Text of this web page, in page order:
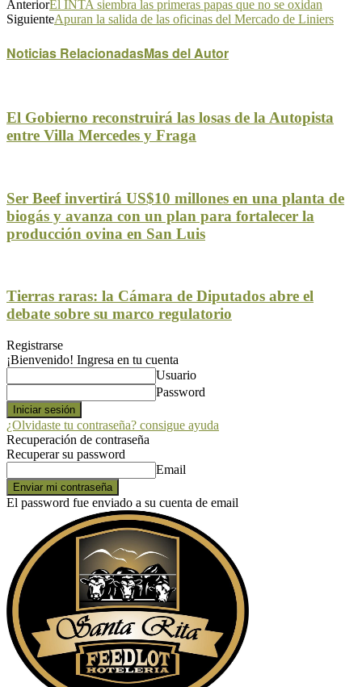
AnteriorEl INTA siembra las primeras papas que no se oxidan
SiguienteApuran la salida de las oficinas del Mercado de Liniers
Noticias RelacionadasMas del Autor
El Gobierno reconstruirá las losas de la Autopista
entre Villa Mercedes y Fraga
Ser Beef invertirá US$10 millones en una planta de
biogás y avanza con un plan para fortalecer la
producción ovina en San Luis
Tierras raras: la Cámara de Diputados abre el
debate sobre su marco regulatorio
Registrarse
¡Bienvenido! Ingresa en tu cuenta
Usuario
Password
¿Olvidaste tu contraseña? consigue ayuda
Recuperación de contraseña
Recuperar su password
Email
El password fue enviado a su cuenta de email